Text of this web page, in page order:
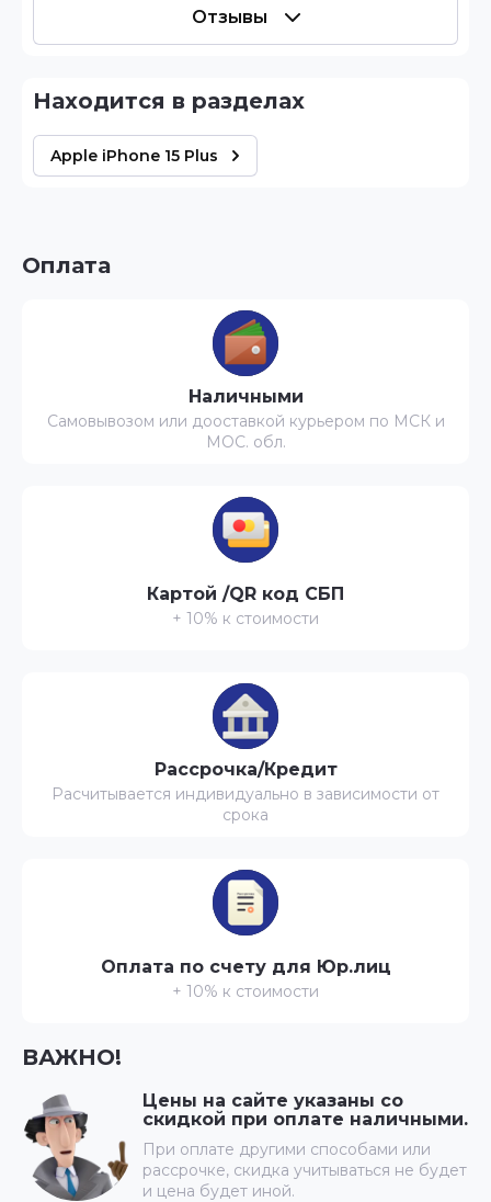
Отзывы
Находится в разделах
Apple iPhone 15 Plus
ВАЖНО!
Цены на сайте указаны со
скидкой при оплате наличными.
При оплате другими способами или
рассрочке, скидка учитываться не будет
и цена будет иной.
Оплата
Наличными
Самовывозом или дооставкой курьером по МСК и
МОС. обл.
Картой /QR код СБП
+ 10% к стоимости
Рассрочка/Кредит
Расчитывается индивидуально в зависимости от
срока
Оплата по счету для Юр.лиц
+ 10% к стоимости